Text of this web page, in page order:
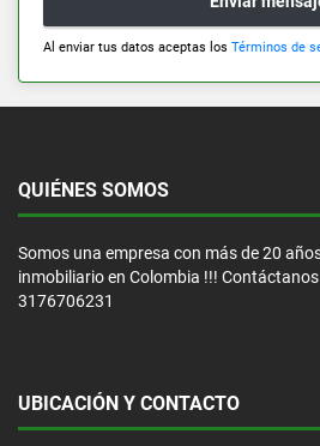
Al enviar tus datos aceptas los Términos de
QUIÉNES SOMOS
Somos una empresa con más de 20
inmobiliario en Colombia !!!
3176706231
UBICACIÓN Y CONTACTO